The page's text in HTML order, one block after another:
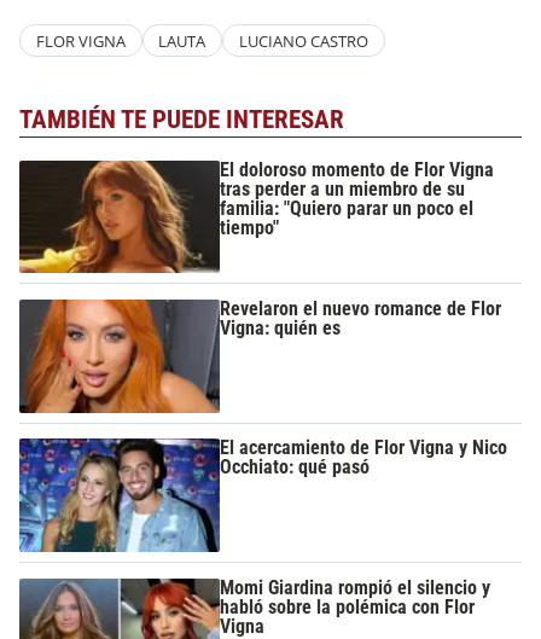
FLOR VIGNA LAUTA LUCIANO CASTRO
TAMBIÉN TE PUEDE INTERESAR
El doloroso momento de Flor Vigna
tras perder a un miembro de su
familia: "Quiero parar un poco el
tiempo"
Revelaron el nuevo romance de Flor
Vigna: quién es
El acercamiento de Flor Vigna y Nico
Occhiato: qué pasó
Momi Giardina rompió el silencio y
habló sobre la polémica con Flor
Vigna